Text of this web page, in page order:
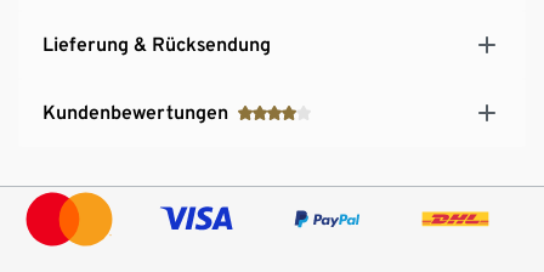
Lieferung & Rücksendung
Kundenbewertungen